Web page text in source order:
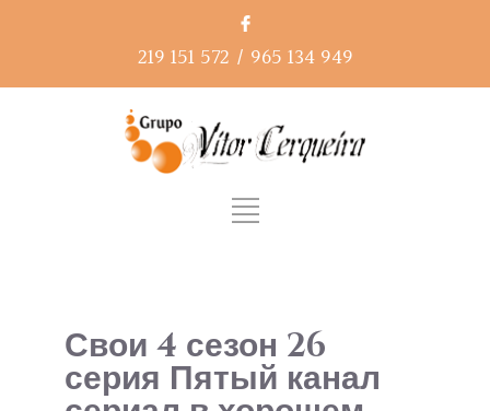
219 151 572 / 965 134 949
Свои 4 сезон 26
серия Пятый канал